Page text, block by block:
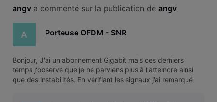
angv a commenté sur la publication de angv
A Porteuse OFDM - SNR
Bonjour, J'ai un abonnement Gigabit mais ces derniers
temps j'observe que je ne parviens plus à l'atteindre ainsi
que des instabilités. En vérifiant les signaux j'ai remarqué